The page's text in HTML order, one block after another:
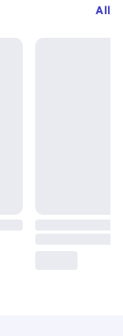
All